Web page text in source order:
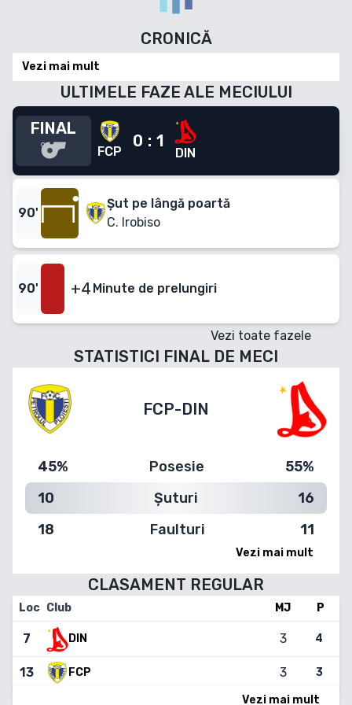
CRONICĂ
Vezi mai mult
ULTIMELE FAZE ALE MECIULUI
FINAL
FCP
0 : 1
DIN
90'
Șut pe lângă poartă
C. Irobiso
90' +4 Minute de prelungiri
Vezi toate fazele
STATISTICI FINAL DE MECI
FCP-DIN
45% Posesie
55%
10
Șuturi
16
18
Faulturi 11
Vezi mai mult
CLASAMENT REGULAR
Loc Club MJ P
7 DIN 3 4
13 FCP 3 3
Vezi mai mult